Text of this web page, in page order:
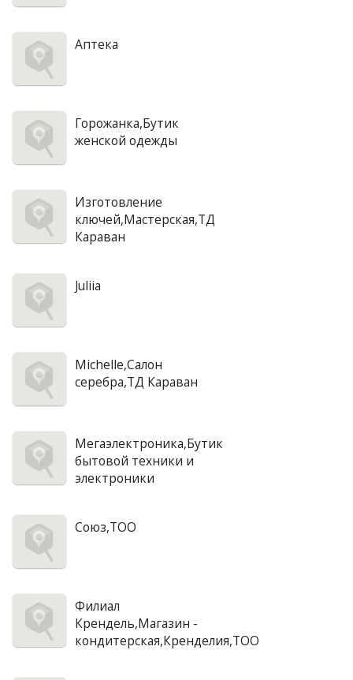
Аптека
Горожанка,Бутик
женской одежды
Изготовление
ключей,Мастерская,ТД
Караван
Juliia
Michelle,Салон
серебра,ТД Караван
Мегаэлектроника,Бутик
бытовой техники и
электроники
Союз,ТОО
Филиал
Крендель,Магазин -
кондитерская,Кренделия,ТОО